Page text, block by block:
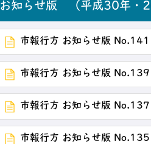
お知らせ版 （平成30年・
市報行方 お知らせ版
市報行方 お知らせ版
市報行方 お知らせ版
市報行方 お知らせ版